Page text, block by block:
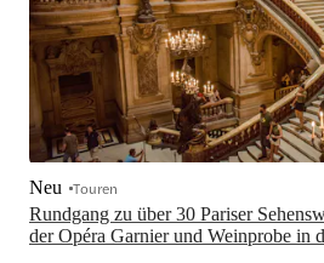
Rundgang zu über 30 Pariser
der Opéra Garnier und Weinprobe in
Neu Touren